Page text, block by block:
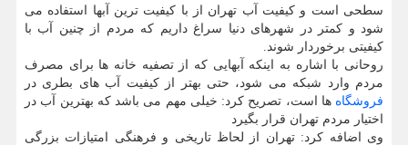
سطحی است و کیفیت آب تهران از با کیفیت ترین آبها استفاده می
شود و کمتر در شهرهای دنیا سراغ داریم که مردم از چنین آب با
کیفیتی برخوردار شوند.
روحانی با اشاره به اینکه آبهایی که از تصفیه خانه ها برای مصرف
مردم وارد شبکه می شود، حتی بهتر از کیفیت آب های بطری در
فروشگاه ها است، تصریح کرد: خیلی مهم می باشد که بهترین آب در
اختیار مردم تهران قرار بگیرد
وی اضافه کرد: تهران از لحاظ تاریخی و فرهنگی امتیازات بزرگی